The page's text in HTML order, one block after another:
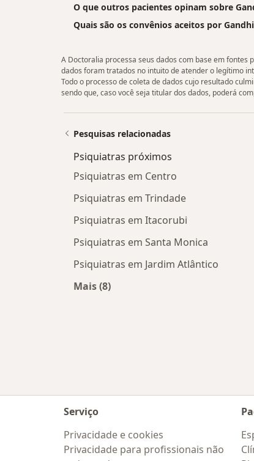
O que outros pacientes opinam sobre
Quais são os convênios aceitos por
A Doctoralia processa seus dados com base em fontes
dados foram tratados no intuito de atender o legítimo
Todo o processo de coleta de dados cujo resultado
sendo que, caso você seja titular dos dados, poderá
Pesquisas relacionadas
Psiquiatras próximos
Psiquiatras em Centro
Psiquiatras em Trindade
Psiquiatras em Itacorubi
Psiquiatras em Santa Monica
Psiquiatras em Jardim Atlântico
Mais (8)
Serviço
Privacidade e cookies
Privacidade para profissionais não